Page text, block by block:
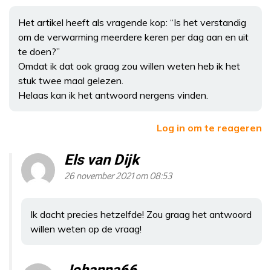
Het artikel heeft als vragende kop: “Is het verstandig
om de verwarming meerdere keren per dag aan en uit
te doen?”
Omdat ik dat ook graag zou willen weten heb ik het
stuk twee maal gelezen.
Helaas kan ik het antwoord nergens vinden.
Log in om te reageren
Els van Dijk
26 november 2021 om 08:53
Ik dacht precies hetzelfde! Zou graag het antwoord
willen weten op de vraag!